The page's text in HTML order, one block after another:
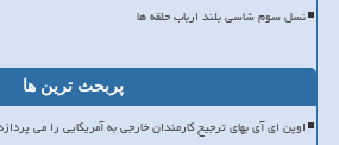
نسل سوم شاسی بلند ارباب حلقه ها
پربحث ترین ها
اوپن ای آی بهای ترجیح کارمندان خارجی به آمریکایی را می